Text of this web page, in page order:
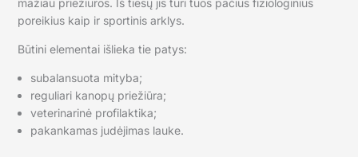
mažiau priežiūros. Iš tiesų jis turi tuos pačius fiziologinius
poreikius kaip ir sportinis arklys.
Būtini elementai išlieka tie patys:
subalansuota mityba;
reguliari kanopų priežiūra;
veterinarinė profilaktika;
pakankamas judėjimas lauke.